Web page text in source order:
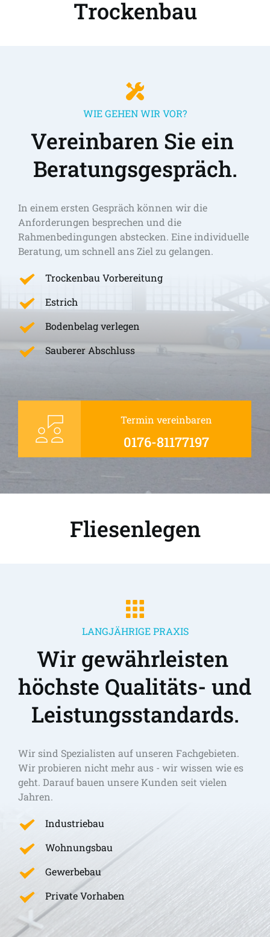
Trockenbau
WIE GEHEN WIR VOR?
Vereinbaren Sie ein
Beratungsgespräch.
In einem ersten Gespräch können wir die
Anforderungen besprechen und die
Rahmenbedingungen abstecken. Eine individuelle
Beratung, um schnell ans Ziel zu gelangen.
Trockenbau Vorbereitung
Estrich
Bodenbelag verlegen
Sauberer Abschluss
Termin vereinbaren
0176-81177197
Fliesenlegen
LANGJÄHRIGE PRAXIS
Wir gewährleisten
höchste Qualitäts- und
Leistungsstandards.
Wir sind Spezialisten auf unseren Fachgebieten.
Wir probieren nicht mehr aus - wir wissen wie es
geht. Darauf bauen unsere Kunden seit vielen
Jahren.
Industriebau
Wohnungsbau
Gewerbebau
Private Vorhaben